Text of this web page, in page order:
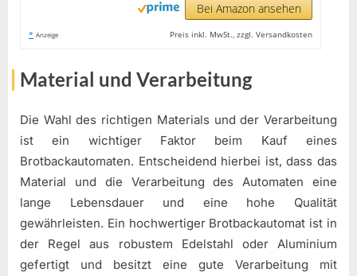
Bei Amazon ansehen
* Anzeige Preis inkl. MwSt., zzgl. Versandkosten
Material und Verarbeitung
Die Wahl des richtigen Materials und der Verarbeitung
ist ein wichtiger Faktor beim Kauf eines
Brotbackautomaten. Entscheidend hierbei ist, dass das
Material und die Verarbeitung des Automaten eine
lange Lebensdauer und eine hohe Qualität
gewährleisten. Ein hochwertiger Brotbackautomat ist in
der Regel aus robustem Edelstahl oder Aluminium
gefertigt und besitzt eine gute Verarbeitung mit